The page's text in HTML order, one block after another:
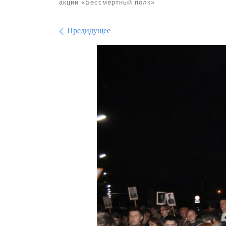
акции «Бессмертный полк»
Навигация по
Предидущее